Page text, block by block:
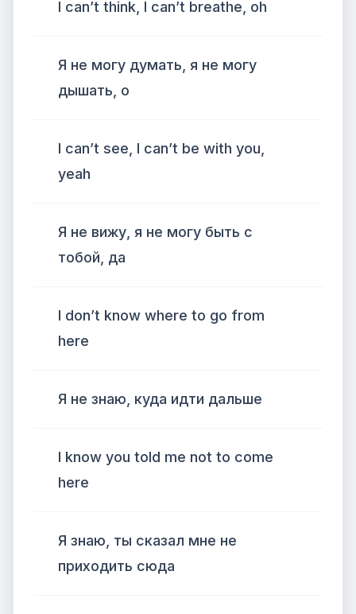
I can’t think, I can’t breathe, oh
Я не могу думать, я не могу
дышать, о
I can’t see, I can’t be with you,
yeah
Я не вижу, я не могу быть с
тобой, да
I don’t know where to go from
here
Я не знаю, куда идти дальше
I know you told me not to come
here
Я знаю, ты сказал мне не
приходить сюда